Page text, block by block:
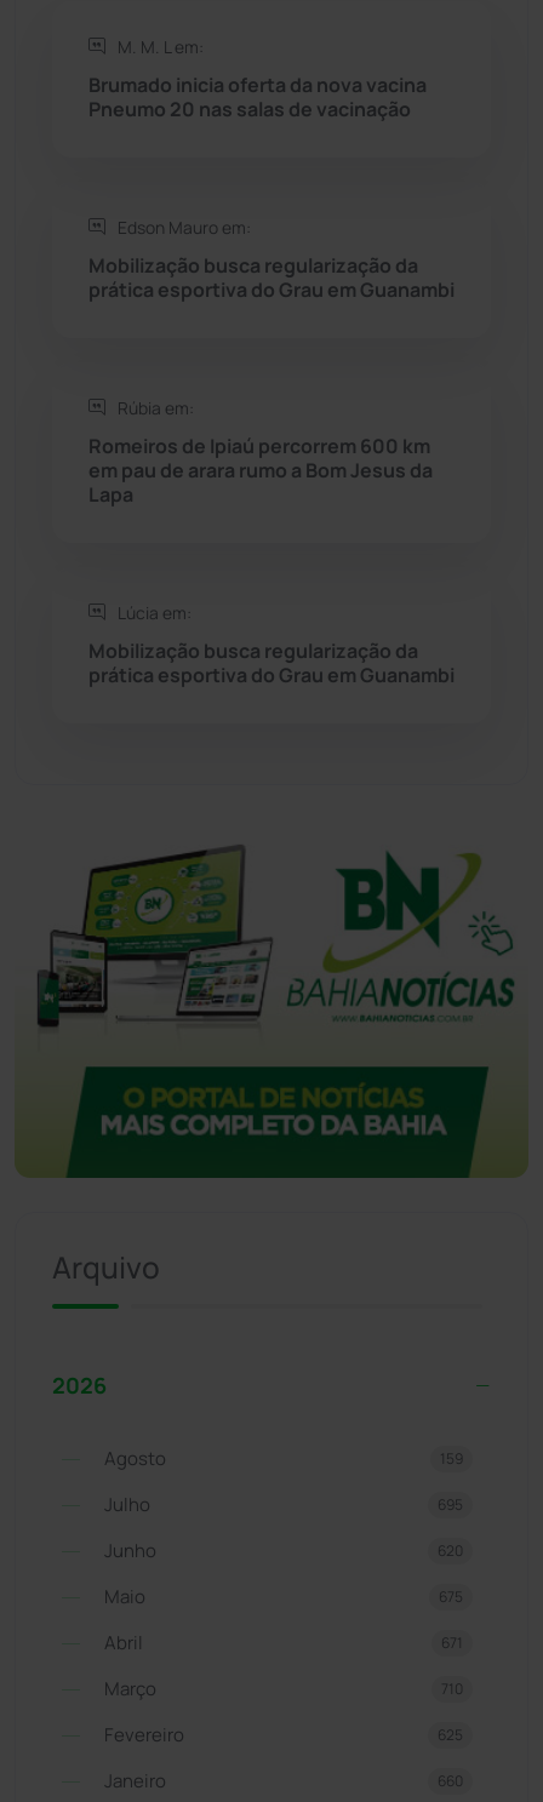
Rio do Pires
Seabra
Sebastião Laranjeiras (96)
Tanhaçu
M. M. L em:
Brumado inicia oferta da nova vacina
Pneumo 20 nas salas de vacinação
Edson Mauro em:
Mobilização busca regularização da
prática esportiva do Grau em Guanambi
Rúbia em:
Romeiros de Ipiaú percorrem 600 km
em pau de arara rumo a Bom Jesus da
Lapa
Lúcia em:
Mobilização busca regularização da
prática esportiva do Grau em Guanambi
Arquivo
2026
Agosto 159
Julho 695
Junho 620
Maio 675
Abril 671
Março 710
Fevereiro 625
Janeiro 660